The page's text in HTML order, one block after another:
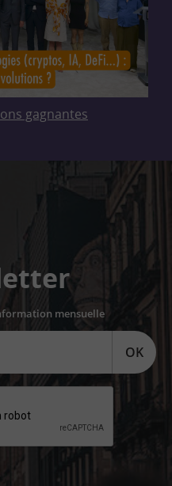
gagnantes
mensuelle
OK